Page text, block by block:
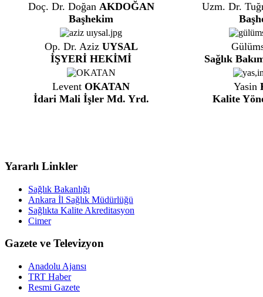
Doç. Dr. Doğan AKDOĞAN
Başhekim
Uzm. Dr.
Op. Dr. Aziz UYSAL
İŞYERİ HEKİMİ
Sağlık
Levent OKATAN
İdari Mali İşler Md. Yrd.
Yasin
Kalite
Yararlı Linkler
Sağlık Bakanlığı
Ankara İl Sağlık Müdürlüğü
Sağlıkta Kalite Akreditasyon
Cimer
Gazete ve Televizyon
Anadolu Ajansı
TRT Haber
Resmi Gazete